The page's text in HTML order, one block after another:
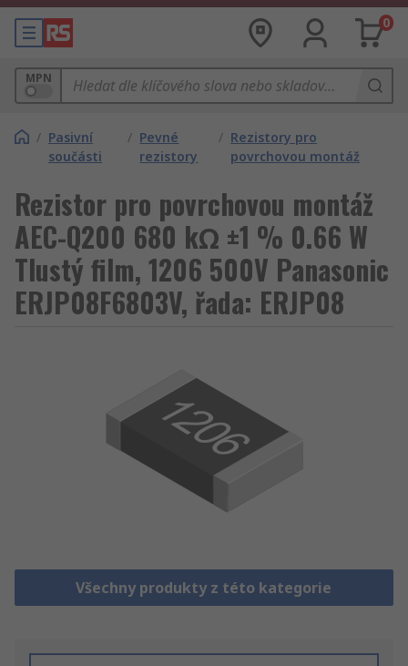
0
MPN
/ Pasivní
součásti
/ Pevné
rezistory
/ Rezistory pro
povrchovou montáž
Rezistor pro povrchovou montáž
AEC-Q200 680 kΩ ±1 % 0.66 W
Tlustý film, 1206 500V Panasonic
ERJP08F6803V, řada: ERJP08
Všechny produkty z této kategorie